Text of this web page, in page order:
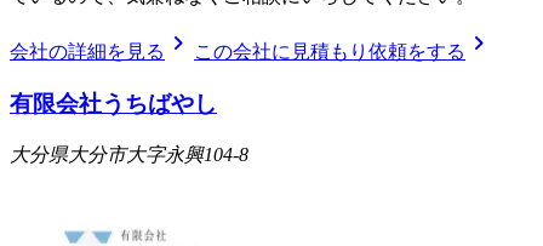
会社の詳細を見る chevron_right この会社に見積もり依頼をする chevron_right
有限会社うちばやし
大分県大分市大字永興104-8